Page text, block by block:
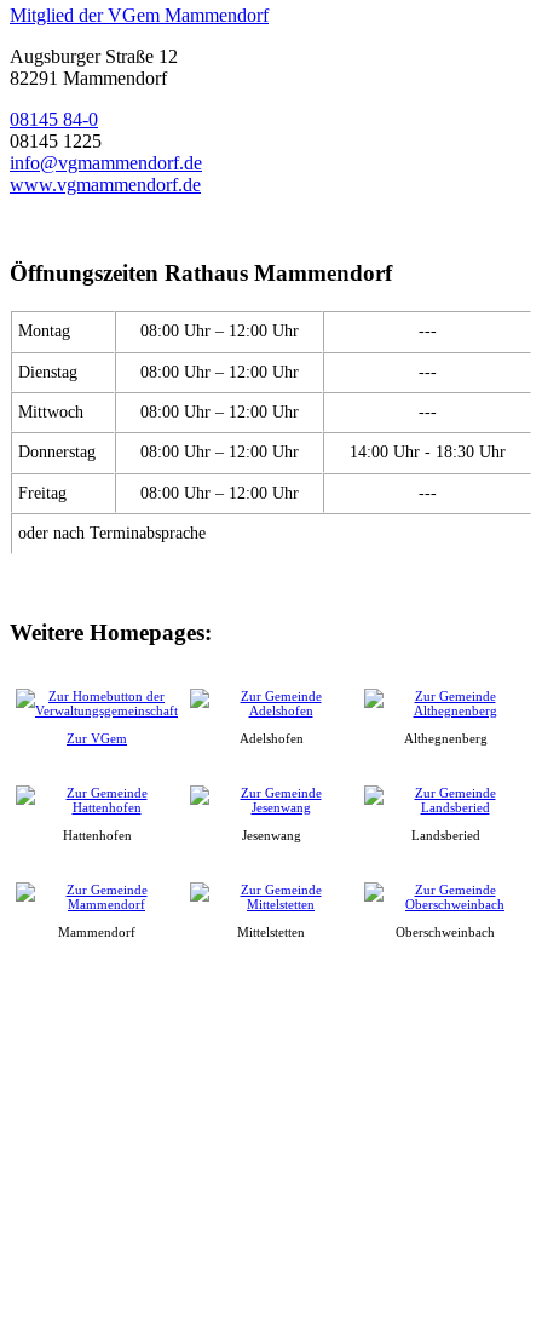
Mitglied der VGem Mammendorf
Augsburger Straße 12
82291 Mammendorf
08145 84-0
08145 1225
info@vgmammendorf.de
www.vgmammendorf.de
Öffnungszeiten Rathaus Mammendorf
Montag 08:00 Uhr – 12:00 Uhr ---
Dienstag 08:00 Uhr – 12:00 Uhr ---
Mittwoch 08:00 Uhr – 12:00 Uhr ---
Donnerstag 08:00 Uhr – 12:00 Uhr 14:00 Uhr - 18:30 Uhr
Freitag 08:00 Uhr – 12:00 Uhr ---
oder nach Terminabsprache
Weitere Homepages:
Zur VGem Adelshofen Althegnenberg
Hattenhofen Jesenwang Landsberied
Mammendorf Mittelstetten Oberschweinbach